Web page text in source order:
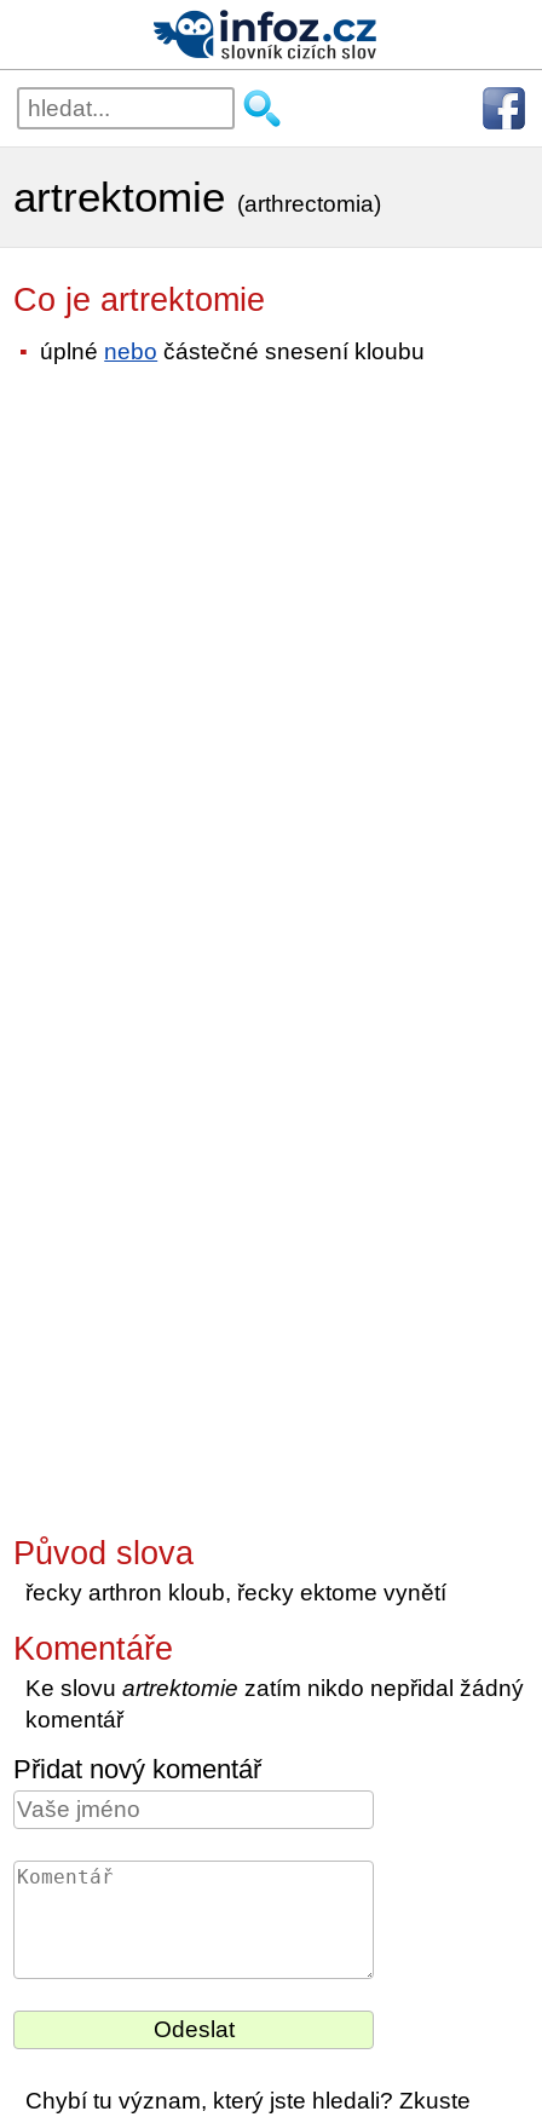
artrektomie (arthrectomia)
Co je artrektomie
úplné nebo částečné snesení kloubu
Původ slova
řecky arthron kloub, řecky ektome vynětí
Komentáře
Ke slovuartrektomie zatím nikdo nepřidal žádný
komentář
Přidat nový komentář
Chybí tu význam, který jste hledali? Zkuste